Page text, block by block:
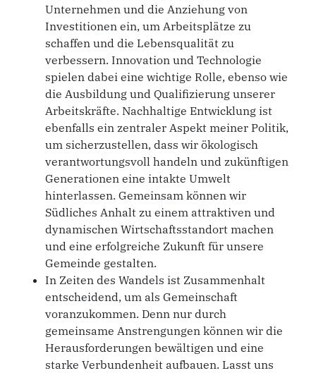
Unternehmen und die Anziehung von
Investitionen ein, um Arbeitsplätze zu
schaffen und die Lebensqualität zu
verbessern. Innovation und Technologie
spielen dabei eine wichtige Rolle, ebenso wie
die Ausbildung und Qualifizierung unserer
Arbeitskräfte. Nachhaltige Entwicklung ist
ebenfalls ein zentraler Aspekt meiner Politik,
um sicherzustellen, dass wir ökologisch
verantwortungsvoll handeln und zukünftigen
Generationen eine intakte Umwelt
hinterlassen. Gemeinsam können wir
Südliches Anhalt zu einem attraktiven und
dynamischen Wirtschaftsstandort machen
und eine erfolgreiche Zukunft für unsere
Gemeinde gestalten.
In Zeiten des Wandels ist Zusammenhalt
entscheidend, um als Gemeinschaft
voranzukommen. Denn nur durch
gemeinsame Anstrengungen können wir die
Herausforderungen bewältigen und eine
starke Verbundenheit aufbauen. Lasst uns